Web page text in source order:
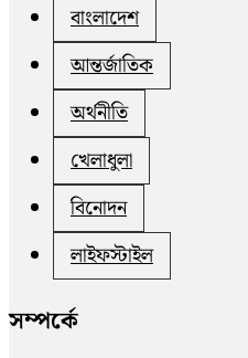
বাংলাদেশ
আন্তর্জাতিক
অর্থনীতি
খেলাধুলা
বিনোদন
লাইফস্টাইল
সম্পর্কে